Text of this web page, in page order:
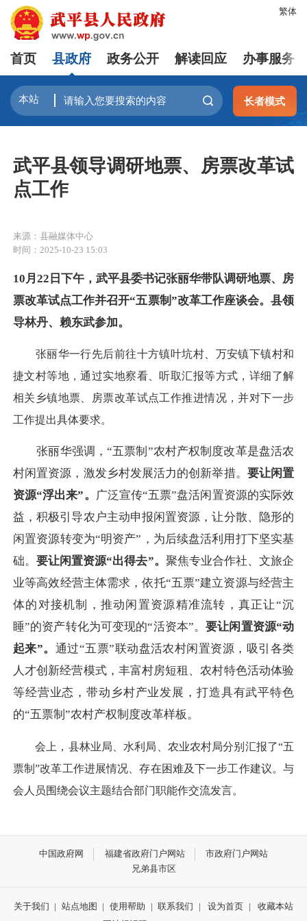
繁体
首页 县政府 政务公开 解读回应 办事服务
长者模式
武平县领导调研地票、房票改革试
点工作
来源：县融媒体中心
时间：2025-10-23 15:03
10月22日下午，武平县委书记张丽华带队调研地票、房
票改革试点工作并召开“五票制”改革工作座谈会。县领
导林丹、赖东武参加。
张丽华一行先后前往十方镇叶坑村、万安镇下镇村和
捷文村等地，通过实地察看、听取汇报等方式，详细了解
相关乡镇地票、房票改革试点工作推进情况，并对下一步
工作提出具体要求。
张丽华强调，“五票制”农村产权制度改革是盘活农
村闲置资源，激发乡村发展活力的创新举措。 要让闲置
资源“浮出来”。 广泛宣传“五票”盘活闲置资源的实际效
益，积极引导农户主动申报闲置资源，让分散、隐形的
闲置资源转变为“明资产”，为后续盘活利用打下坚实基
础。要让闲置资源“出得去”。 聚焦专业合作社、文旅企
业等高效经营主体需求，依托“五票”建立资源与经营主
体的对接机制，推动闲置资源精准流转，真正让“沉
睡”的资产转化为可变现的“活资本”。要让闲置资源“动
起来”。 通过“五票”联动盘活农村闲置资源，吸引各类
人才创新经营模式，丰富村房短租、农村特色活动体验
等经营业态，带动乡村产业发展，打造具有武平特色
的“五票制”农村产权制度改革样板。
会上，县林业局、水利局、农业农村局分别汇报了“五
票制”改革工作进展情况、存在困难及下一步工作建议。与
会人员围绕会议主题结合部门职能作交流发言。
中国政府网 福建省政府门户网站
市政府门户网站
兄弟县市区
关于我们 | 站点地图 | 使用帮助 | 联系我们 | 设为首页 |
收藏本站